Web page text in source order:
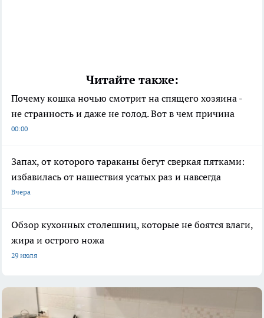
Читайте также:
Почему кошка ночью смотрит на спящего хозяина -
не странность и даже не голод. Вот в чем причина
00:00
Запах, от которого тараканы бегут сверкая пятками:
избавилась от нашествия усатых раз и навсегда
Вчера
Обзор кухонных столешниц, которые не боятся влаги,
жира и острого ножа
29 июля